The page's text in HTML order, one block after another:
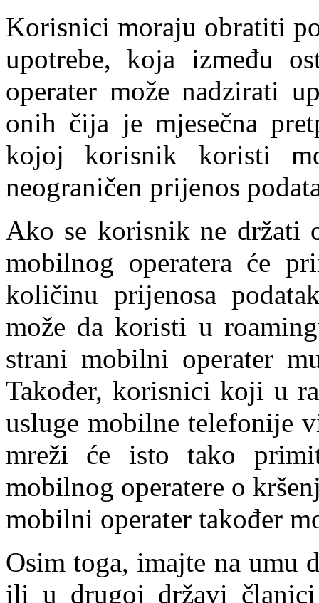
Korisnici moraju obratiti
upotrebe, koja između
operater može nadzirati
onih čija je mjesečna
kojoj korisnik koristi
neograničen prijenos
Ako se korisnik ne držati
mobilnog operatera će
količinu prijenosa
može da koristi u
strani mobilni operater
Također, korisnici koji u
usluge mobilne telefonije
mreži će isto tako
mobilnog operatere o
mobilni operater također
Osim toga, imajte na umu
ili u drugoj državi